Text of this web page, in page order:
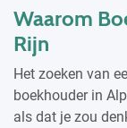
Waarom
Rijn
Het zoeken van
boekhouder in
als dat je zou